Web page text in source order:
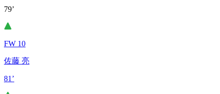
79’
FW 10
佐藤 亮
81’